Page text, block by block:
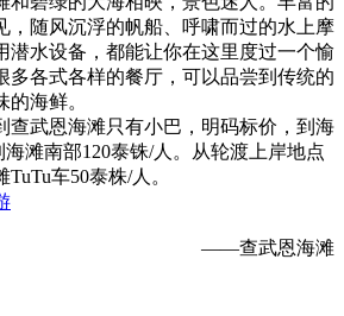
，随风沉浮的帆船、呼啸而过的水上摩
潜水设备，都能让你在这里度过一个愉
多各式各样的餐厅，可以品尝到传统的
海鲜。
武恩海滩只有小巴，明码标价，到海
滩南部120泰铢/人。从轮渡上岸地点
车50泰株/人。
——查武恩海滩